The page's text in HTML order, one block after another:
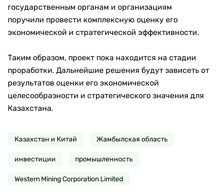
государственным органам и организациям
поручили провести комплексную оценку его
экономической и стратегической эффективности.
Таким образом, проект пока находится на стадии
проработки. Дальнейшие решения будут зависеть от
результатов оценки его экономической
целесообразности и стратегического значения для
Казахстана.
Казахстан и Китай Жамбылская область
инвестиции промышленность
Western Mining Corporation Limited